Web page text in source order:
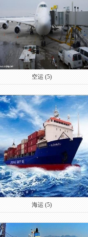
空运 (5)
海运 (5)